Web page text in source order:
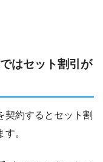
はセット割引が
契約するとセット割
。